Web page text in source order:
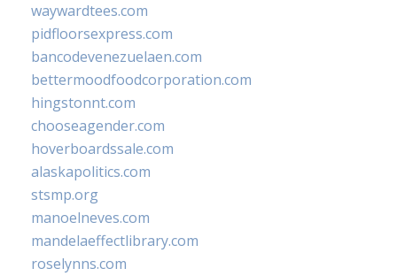
waywardtees.com
pidfloorsexpress.com
bancodevenezuelaen.com
bettermoodfoodcorporation.com
hingstonnt.com
chooseagender.com
hoverboardssale.com
alaskapolitics.com
stsmp.org
manoelneves.com
mandelaeffectlibrary.com
roselynns.com